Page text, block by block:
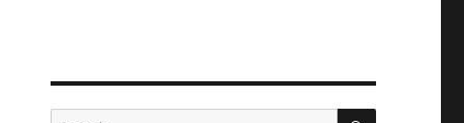
Search
SEARCH